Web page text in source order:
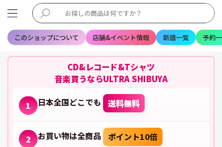
このショップについて 店舗&イベント情報 新譜一覧 予約
CD&レコード&Tシャツ
音楽買うならULTRA SHIBUYA
1 日本全国どこでも 送料無料
2 お買い物は全商品 ポイント10倍